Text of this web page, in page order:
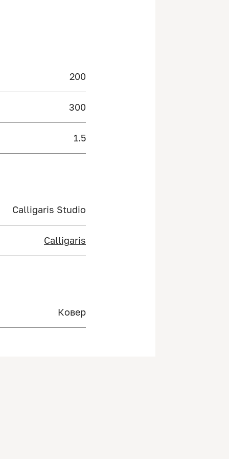
200
300
1.5
Calligaris Studio
Calligaris
Ковер